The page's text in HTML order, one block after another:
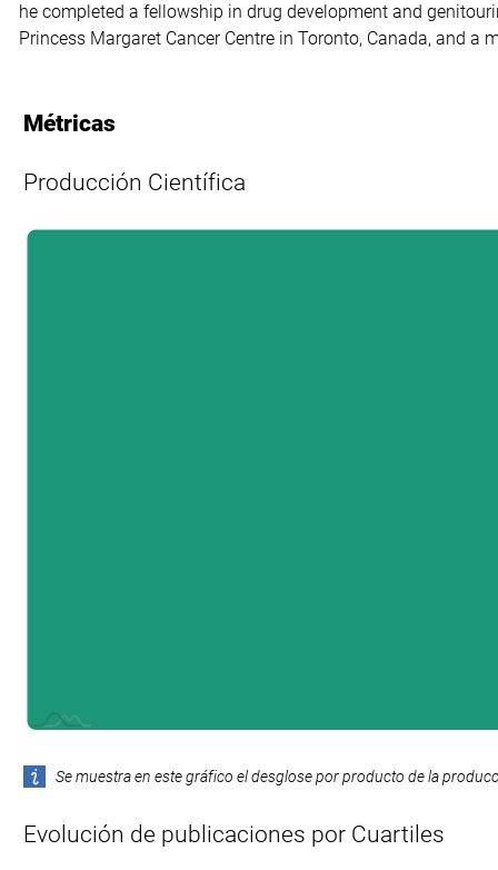
he completed a fellowship in drug development and
Princess Margaret Cancer Centre in Toronto, Canada, and a
Novartis Young Canadian Investigator Award, and the
Métricas
Producción Científica
L
Se muestra en este gráfico el desglose por producto de la
Evolución de publicaciones por Cuartiles